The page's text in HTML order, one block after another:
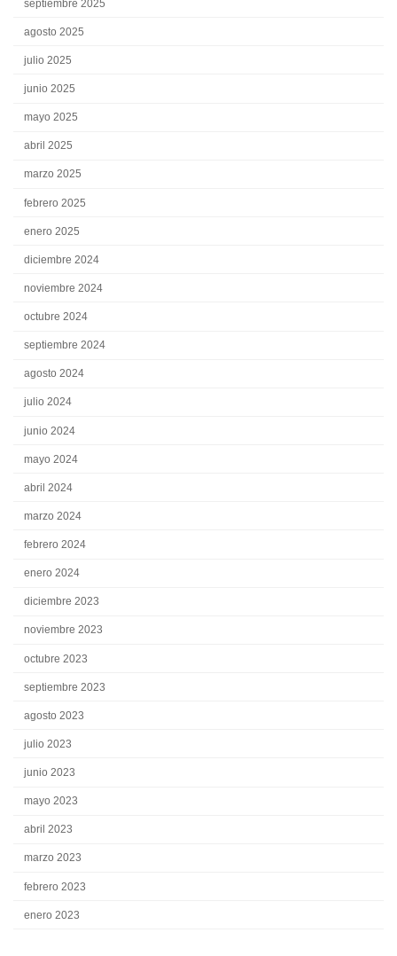
septiembre 2025
agosto 2025
julio 2025
junio 2025
mayo 2025
abril 2025
marzo 2025
febrero 2025
enero 2025
diciembre 2024
noviembre 2024
octubre 2024
septiembre 2024
agosto 2024
julio 2024
junio 2024
mayo 2024
abril 2024
marzo 2024
febrero 2024
enero 2024
diciembre 2023
noviembre 2023
octubre 2023
septiembre 2023
agosto 2023
julio 2023
junio 2023
mayo 2023
abril 2023
marzo 2023
febrero 2023
enero 2023